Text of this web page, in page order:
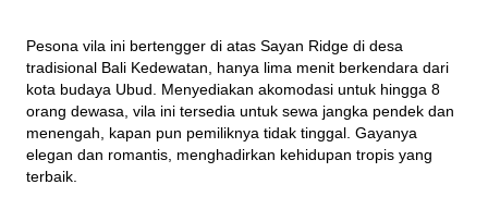
Pesona vila ini bertengger di atas Sayan Ridge di desa
tradisional Bali Kedewatan, hanya lima menit berkendara dari
kota budaya Ubud. Menyediakan akomodasi untuk hingga 8
orang dewasa, vila ini tersedia untuk sewa jangka pendek dan
menengah, kapan pun pemiliknya tidak tinggal. Gayanya
elegan dan romantis, menghadirkan kehidupan tropis yang
terbaik.